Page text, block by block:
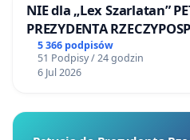
NIE dla „Lex Szarlatan”
PREZYDENTA
5 366 podpisów
51 Podpisy / 24 godzin
6 Jul 2026